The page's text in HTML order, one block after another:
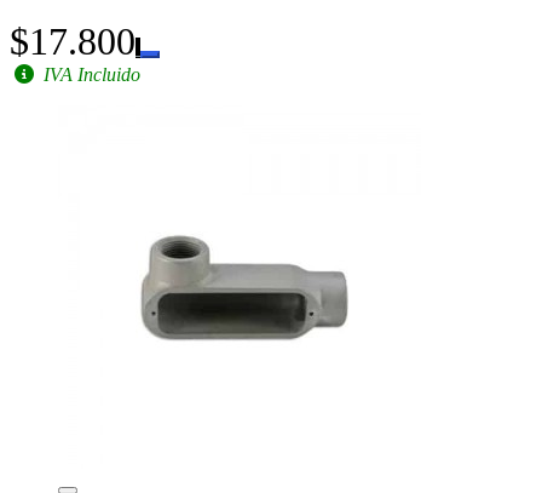
$17.800
IVA Incluido